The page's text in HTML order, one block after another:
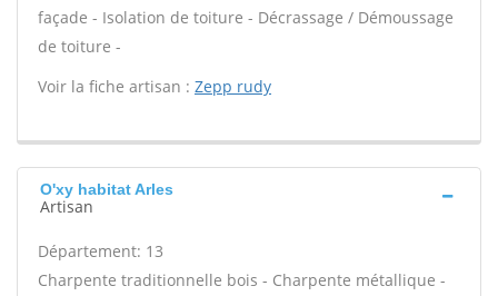
façade - Isolation de toiture - Décrassage / Démoussage
de toiture -
Voir la fiche artisan : Zepp rudy
O'xy habitat Arles
Artisan
Département: 13
Charpente traditionnelle bois - Charpente métallique -